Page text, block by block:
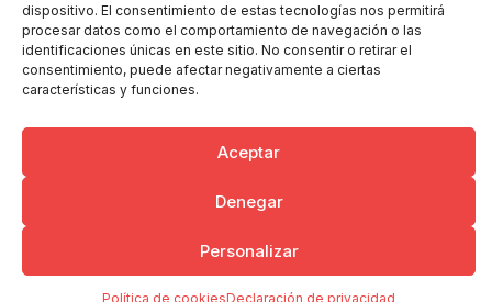
dispositivo. El consentimiento de estas tecnologías nos permitirá
procesar datos como el comportamiento de navegación o las
identificaciones únicas en este sitio. No consentir o retirar el
consentimiento, puede afectar negativamente a ciertas
características y funciones.
Aceptar
Denegar
Personalizar
Política de cookiesDeclaración de privacidad